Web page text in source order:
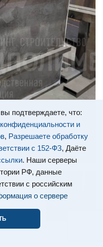
подтверждаете, что:
и
, Разрешаете обработку
с 152-ФЗ, Даёте
. Наши серверы
РФ, данные
с российским
о сервере